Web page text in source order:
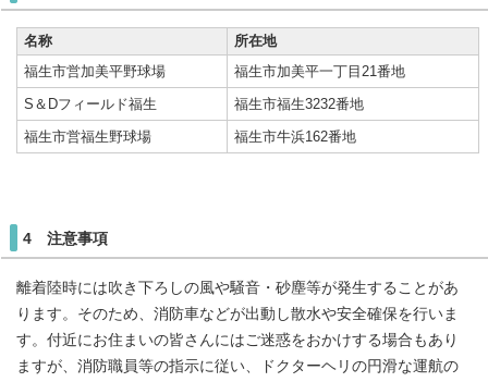
名称
所在地
福生市営加美平野球場
福生市加美平一丁目21番地
S＆Dフィールド福生
福生市福生3232番地
福生市営福生野球場
福生市牛浜162番地
4 注意事項
離着陸時には吹き下ろしの風や騒音・砂塵等が発生することがあ
ります。そのため、消防車などが出動し散水や安全確保を行いま
す。付近にお住まいの皆さんにはご迷惑をおかけする場合もあり
ますが、消防職員等の指示に従い、ドクターヘリの円滑な運航の